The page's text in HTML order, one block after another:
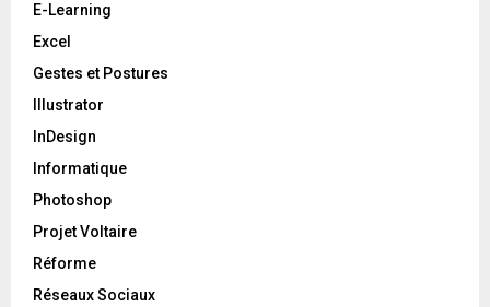
E-Learning
Excel
Gestes et Postures
Illustrator
InDesign
Informatique
Photoshop
Projet Voltaire
Réforme
Réseaux Sociaux